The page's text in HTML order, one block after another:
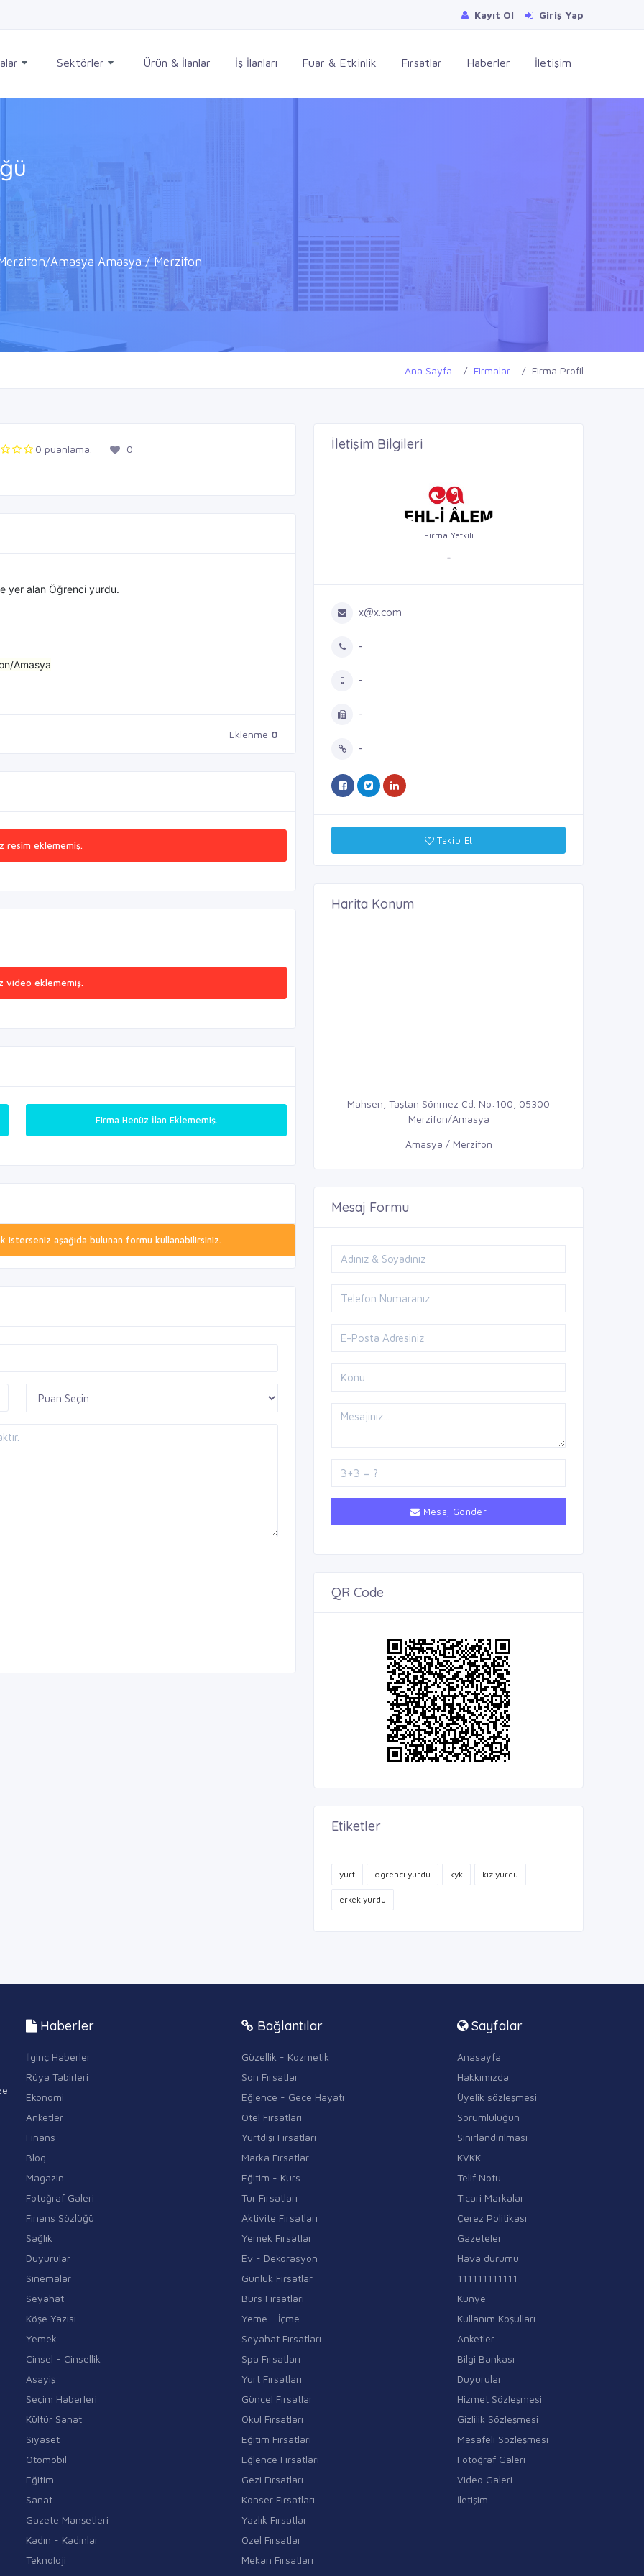
Kayıt Ol Giriş Yap
Sektörler Ürün & İlanlar İş İlanları Fuar & Etkinlik Fırsatlar Haberler İletişim
Amasya Amasya / Merzifon
Ana Sayfa Firmalar Firma Profil
0 puanlama. 0
yer alan Öğrenci yurdu.
Amasya
Eklenme 0
resim eklememiş.
video eklememiş.
Firma Henüz İlan Eklememiş.
isterseniz aşağıda bulunan formu kullanabilirsiniz.
İletişim Bilgileri
Firma Yetkili
-
x@x.com
-
-
-
-
Takip Et
Harita Konum
Mahsen, Taştan Sönmez Cd. No:100, 05300
Merzifon/Amasya
Amasya / Merzifon
Mesaj Formu
Mesaj Gönder
QR Code
Etiketler
yurt ögrenci yurdu kyk kız yurdu
erkek yurdu
Haberler
İlginç Haberler
Rüya Tabirleri
Ekonomi
Anketler
Finans
Blog
Magazin
Fotoğraf Galeri
Finans Sözlüğü
Sağlık
Duyurular
Sinemalar
Seyahat
Köşe Yazısı
Yemek
Cinsel - Cinsellik
Asayiş
Seçim Haberleri
Kültür Sanat
Siyaset
Otomobil
Eğitim
Sanat
Gazete Manşetleri
Kadın - Kadınlar
Teknoloji
Bağlantılar
Güzellik - Kozmetik
Son Fırsatlar
Eğlence - Gece Hayatı
Otel Fırsatları
Yurtdışı Fırsatları
Marka Fırsatlar
Eğitim - Kurs
Tur Fırsatları
Aktivite Fırsatları
Yemek Fırsatlar
Ev - Dekorasyon
Günlük Fırsatlar
Burs Fırsatları
Yeme - İçme
Seyahat Fırsatları
Spa Fırsatları
Yurt Fırsatları
Güncel Fırsatlar
Okul Fırsatları
Eğitim Fırsatları
Eğlence Fırsatları
Gezi Fırsatları
Konser Fırsatları
Yazlık Fırsatlar
Özel Fırsatlar
Mekan Fırsatları
Sayfalar
Anasayfa
Hakkımızda
Üyelik sözleşmesi
Sorumluluğun
Sınırlandırılması
KVKK
Telif Notu
Ticari Markalar
Çerez Politikası
Gazeteler
Hava durumu
111111111111
Künye
Kullanım Koşulları
Anketler
Bilgi Bankası
Duyurular
Hizmet Sözleşmesi
Gizlilik Sözleşmesi
Mesafeli Sözleşmesi
Fotoğraf Galeri
Video Galeri
İletişim